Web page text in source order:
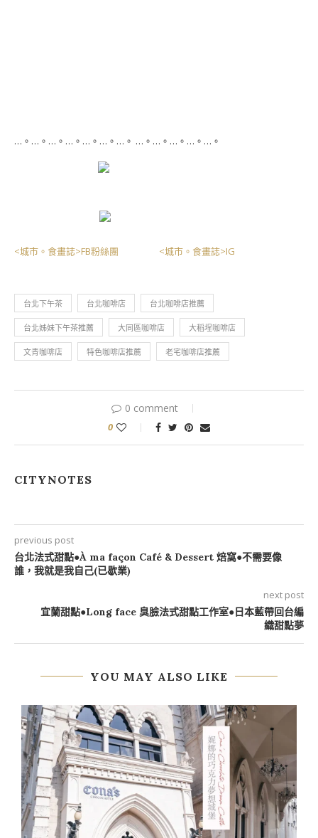
…。…。…。…。…。…。…。 …。…。…。…。…。
<城市。食畫誌>FB粉絲團 <城市。食畫誌>IG
台北下午茶 台北咖啡店 台北咖啡店推薦
台北姊妹下午茶推薦 大同區咖啡店 大稻埕咖啡店
文青咖啡店 特色咖啡店推薦 老宅咖啡店推薦
0 comment
0
CITYNOTES
previous post
台北法式甜點●À ma façon Café & Dessert 焙窩●不需要像
誰，我就是我自己(已歇業)
next post
宜蘭甜點●Long face 臭臉法式甜點工作室●日本藍帶回台編
織甜點夢
YOU MAY ALSO LIKE